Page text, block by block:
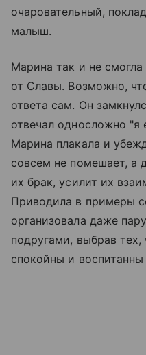
очаровательный,
малыш.
Марина так и не смогла
от Славы. Возможно,
ответа сам. Он
отвечал односложно "я
Марина плакала и
совсем не помешает, а
их брак, усилит их
Приводила в примеры
организовала даже
подругами, выбрав
спокойны и